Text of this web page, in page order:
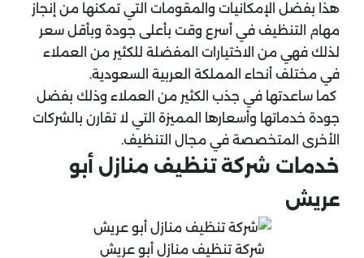
هذا بفضل الإمكانيات والمقومات التي تمكنها من إنجاز
مهام التنظيف في أسرع وقت بأعلى جودة وبأقل سعر
لذلك فهي من الاختيارات المفضلة للكثير من العملاء
في مختلف أنحاء المملكة العربية السعودية.
كما ساعدتها في جذب الكثير من العملاء وذلك بفضل
جودة خدماتها وأسعارها المميزة التي لا تقارن بالشركات
الأخرى المتخصصة في مجال التنظيف.
خدمات شركة تنظيف منازل أبو
عريش
شركة تنظيف منازل أبو عريش